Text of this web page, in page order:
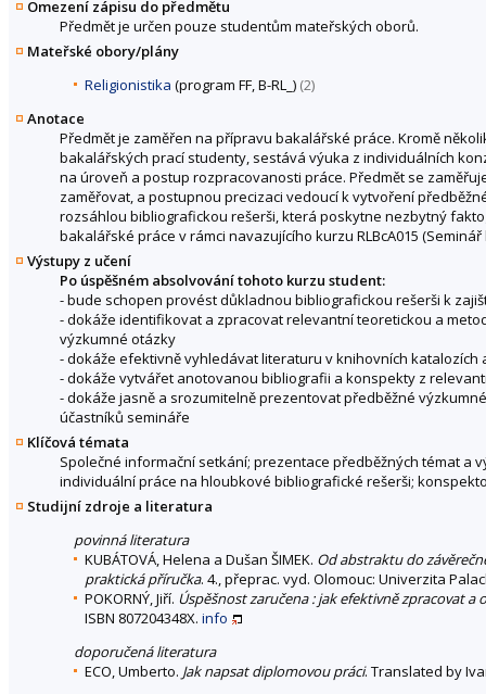
Omezení zápisu do předmětu
Předmět je určen pouze studentům mateřských oborů.
Mateřské obory/plány
Religionistika (program FF, B-RL_) (2)
Anotace
Předmět je zaměřen na přípravu bakalářské práce. Kromě
bakalářských prací studenty, sestává výuka z individuálních
na úroveň a postup rozpracovanosti práce. Předmět se
zaměřovat, a postupnou precizaci vedoucí k vytvoření
rozsáhlou bibliografickou rešerši, která poskytne nezbytný
bakalářské práce v rámci navazujícího kurzu RLBcA015
Výstupy z učení
Po úspěšném absolvování tohoto kurzu student:
- bude schopen provést důkladnou bibliografickou rešerši k
- dokáže identifikovat a zpracovat relevantní teoretickou a
výzkumné otázky
- dokáže efektivně vyhledávat literaturu v knihovních
- dokáže vytvářet anotovanou bibliografii a konspekty z
- dokáže jasně a srozumitelně prezentovat předběžné
účastníků semináře
Klíčová témata
Společné informační setkání; prezentace předběžných témat a
individuální práce na hloubkové bibliografické rešerši;
Studijní zdroje a literatura
povinná literatura
KUBÁTOVÁ, Helena a Dušan ŠIMEK. Od abstraktu do
praktická příručka. 4., přeprac. vyd. Olomouc: Univerzita
POKORNÝ, Jiří. Úspěšnost zaručena : jak efektivně zpracovat
ISBN 807204348X. info
doporučená literatura
ECO, Umberto. Jak napsat diplomovou práci. Translated by